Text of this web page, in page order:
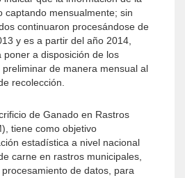
captando mensualmente; sin
continuaron procesándose de
y es a partir del año 2014,
a disposición de los
de manera mensual al
recolección.
de Ganado en Rastros
tiene como objetivo
estadística a nivel nacional
carne en rastros municipales,
de datos, para